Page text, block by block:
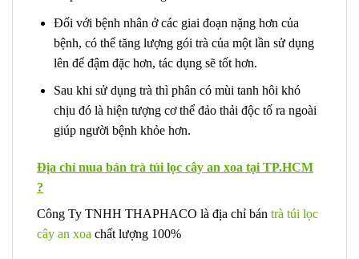
Đối với bệnh nhân ở các giai đoạn nặng hơn của
bệnh, có thể tăng lượng gói trà của một lần sử dụng
lên để đậm đặc hơn, tác dụng sẽ tốt hơn.
Sau khi sử dụng trà thì phân có mùi tanh hôi khó
chịu đó là hiện tượng cơ thể đảo thải độc tố ra ngoài
giúp người bệnh khỏe hơn.
Địa chỉ mua bán trà túi lọc cây an xoa tại TP.HCM
?
Công Ty TNHH THAPHACO là địa chỉ bán trà túi lọc
cây an xoa chất lượng 100%